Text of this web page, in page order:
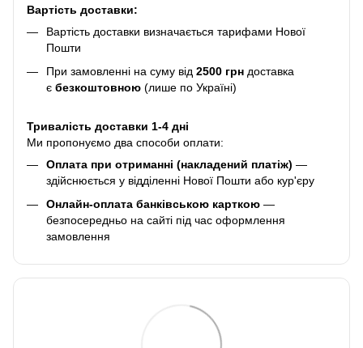
Вартість доставки:
Вартість доставки визначається тарифами Нової
Пошти
При замовленні на суму від 2500 грн доставка
є безкоштовною (лише по Україні)
Тривалість доставки 1-4 дні
Ми пропонуємо два способи оплати:
Оплата при отриманні (накладений платіж) —
здійснюється у відділенні Нової Пошти або кур'єру
Онлайн-оплата банківською карткою —
безпосередньо на сайті під час оформлення
замовлення